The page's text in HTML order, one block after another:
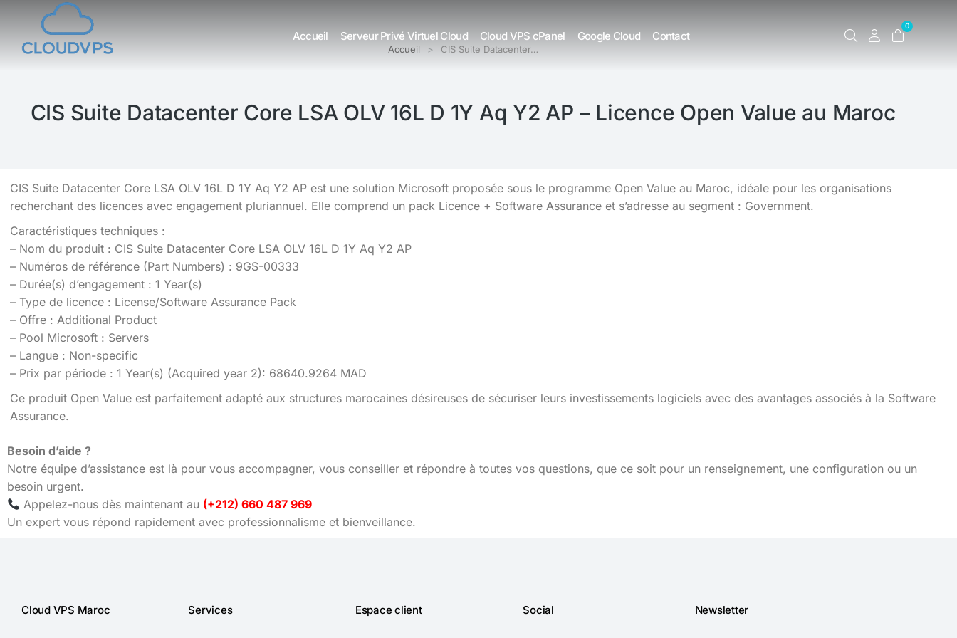
Accueil Serveur Privé Virtuel Cloud Cloud VPS cPanel Google Cloud Contact
0
Vous êtes ici : Accueil CIS Suite Datacenter…
CIS Suite Datacenter Core LSA OLV 16L D 1Y Aq Y2 AP – Licence Open Value au Maroc
CIS Suite Datacenter Core LSA OLV 16L D 1Y Aq Y2 AP est une solution Microsoft proposée sous le programme Open Value au Maroc, idéale pour les organisations
recherchant des licences avec engagement pluriannuel. Elle comprend un pack Licence + Software Assurance et s’adresse au segment : Government.
Caractéristiques techniques :
– Nom du produit : CIS Suite Datacenter Core LSA OLV 16L D 1Y Aq Y2 AP
– Numéros de référence (Part Numbers) : 9GS-00333
– Durée(s) d’engagement : 1 Year(s)
– Type de licence : License/Software Assurance Pack
– Offre : Additional Product
– Pool Microsoft : Servers
– Langue : Non-specific
– Prix par période : 1 Year(s) (Acquired year 2): 68640.9264 MAD
Ce produit Open Value est parfaitement adapté aux structures marocaines désireuses de sécuriser leurs investissements logiciels avec des avantages associés à la Software
Assurance.
Besoin d’aide ?
Notre équipe d’assistance est là pour vous accompagner, vous conseiller et répondre à toutes vos questions, que ce soit pour un renseignement, une configuration ou un
besoin urgent.
Appelez-nous dès maintenant au (+212) 660 487 969
Un expert vous répond rapidement avec professionnalisme et bienveillance.
Cloud VPS Maroc Services Espace client Social Newsletter